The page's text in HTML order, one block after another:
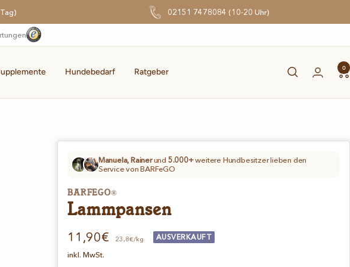
02151 7478084 (10-20 Uhr)
Hundebedarf Ratgeber 0
Manuela, Rainerund 5.000+weitere Hundbesitzer lieben den
Service von BARFeGO
BARFEGO®
Lammpansen
Angebotspreis
11,90€ 23,8€/kg AUSVERKAUFT
inkl. MwSt.